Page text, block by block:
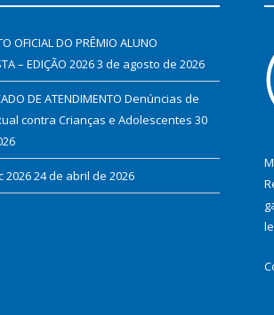
OFICIAL DO PRÊMIO ALUNO
– EDIÇÃO 20263 de agosto de 2026
DE ATENDIMENTO Denúncias de
contra Crianças e Adolescentes 30
202624 de abril de 2026